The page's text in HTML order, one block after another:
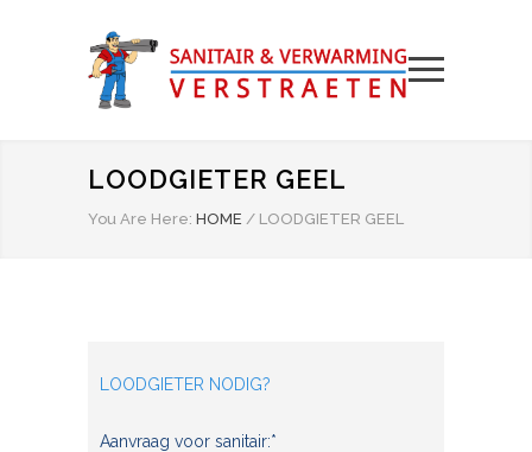
LOODGIETER GEEL
You Are Here: HOME / LOODGIETER GEEL
LOODGIETER NODIG?
Aanvraag voor sanitair:*